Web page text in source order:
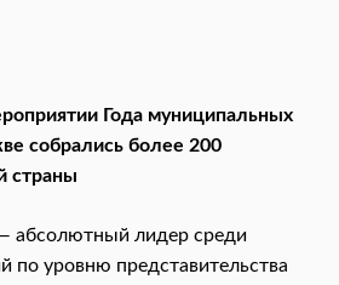
Года муниципальных
собрались более 200
страны
абсолютный лидер среди
по уровню представительства